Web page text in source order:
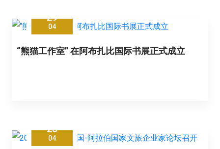
29
04
“熊猫工作室” 在阿布扎比国际书展正式成立
28
04